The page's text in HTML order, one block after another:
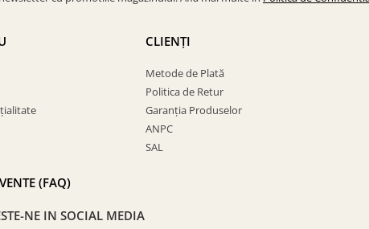
(FAQ)
CLIENȚI
Metode de Plată
Politica de Retur
Garanția Produselor
ANPC
SAL
NE IN SOCIAL MEDIA